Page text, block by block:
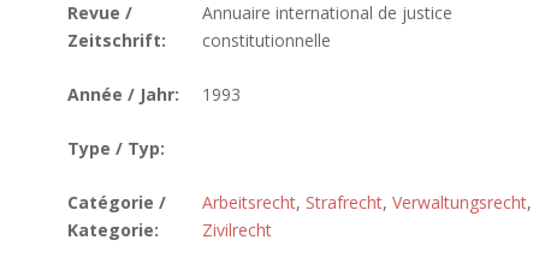
Revue /
Zeitschrift:
Annuaire international de justice
constitutionnelle
Année / Jahr: 1993
Type / Typ:
Catégorie /
Kategorie:
Arbeitsrecht, Strafrecht, Verwaltungsrecht,
Zivilrecht